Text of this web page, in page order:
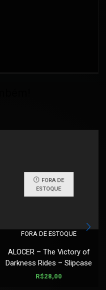
FORA DE
ESTOQUE
FORA DE ESTOQUE
ALOCER – The Victory of
Darkness Rides – Slipcase
R$28,00